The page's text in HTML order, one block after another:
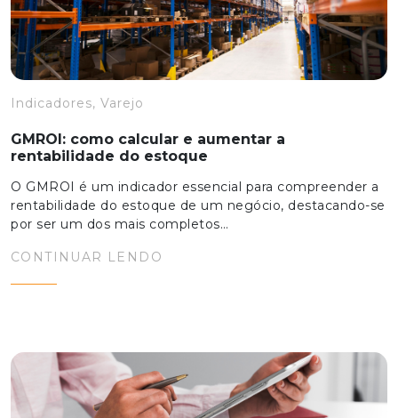
Indicadores, Varejo
GMROI: como calcular e aumentar a
rentabilidade do estoque
O GMROI é um indicador essencial para compreender a
rentabilidade do estoque de um negócio, destacando-se
por ser um dos mais completos…
CONTINUAR LENDO